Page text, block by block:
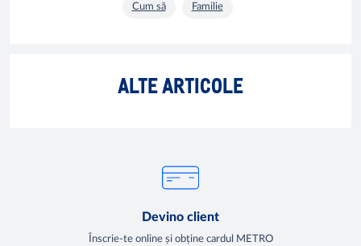
Cum să Familie
ALTE ARTICOLE
Devino client
Înscrie-te online și obține cardul METRO